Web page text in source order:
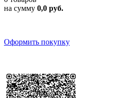
на сумму 0,0 руб.
Оформить покупку